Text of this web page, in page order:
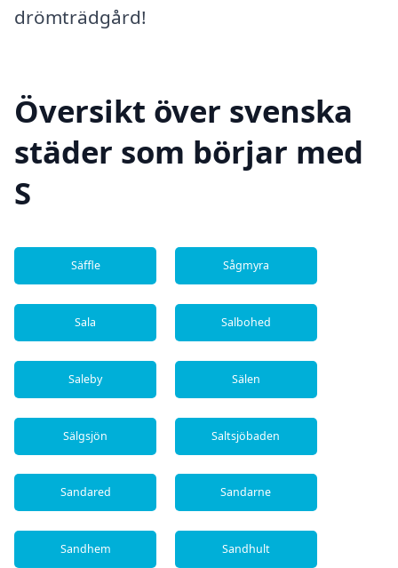
drömträdgård!
Översikt över svenska
städer som börjar med
S
Säffle Sågmyra
Sala Salbohed
Saleby Sälen
Sälgsjön Saltsjöbaden
Sandared Sandarne
Sandhem Sandhult